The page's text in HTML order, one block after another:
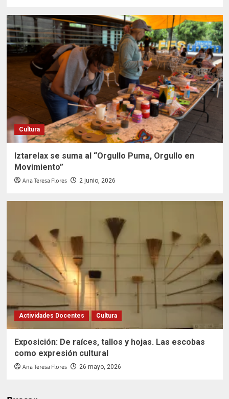
Cultura
Iztarelax se suma al “Orgullo Puma, Orgullo en
Movimiento”
Ana Teresa Flores 2 junio, 2026
Actividades Docentes Cultura
Exposición: De raíces, tallos y hojas. Las escobas
como expresión cultural
Ana Teresa Flores 26 mayo, 2026